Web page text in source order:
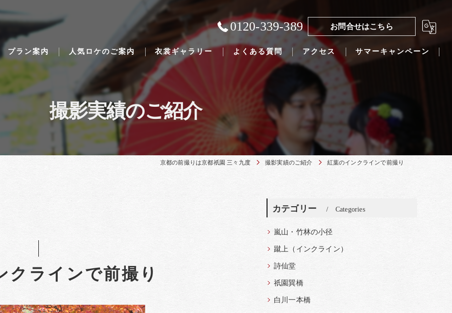
0120-339-389 お問合せはこちら
プラン案内
Traditional Japanese weddings
人気ロケのご案内 衣裳ギャラリー よくある質問 アクセス サマーキャンペーン
撮影実績のご紹介
京都の前撮りは京都祇園 三々九度 撮影実績のご紹介 紅葉のインクラインで前撮り
クラインで前撮り
カテゴリー Categories
嵐山・竹林の小径
蹴上（インクライン）
詩仙堂
祇園巽橋
白川一本橋